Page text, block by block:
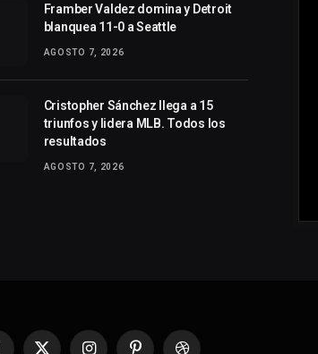
Framber Valdez domina y Detroit
blanquea 11-0 a Seattle
AGOSTO 7, 2026
Cristopher Sánchez llega a 15
triunfos y lidera MLB. Todos los
resultados
AGOSTO 7, 2026